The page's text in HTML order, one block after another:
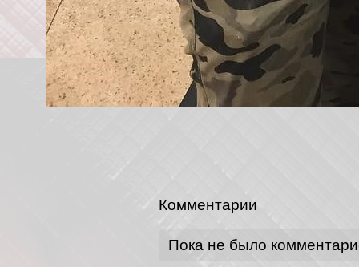
Комментарии
Пока не было